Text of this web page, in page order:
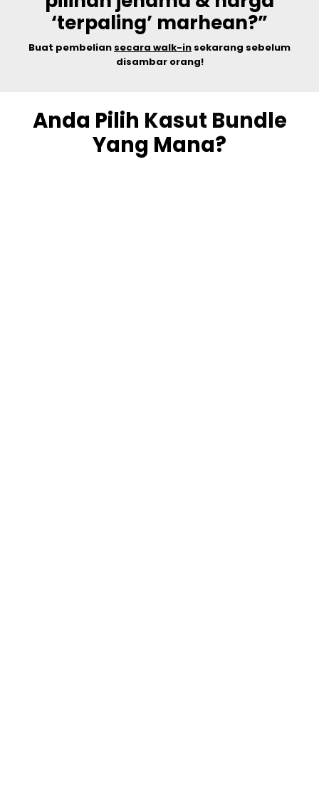
‘terpaling’ marhean?”
Buat pembelian secara walk-in sekarang sebelum
disambar orang!
Anda Pilih Kasut Bundle
Yang Mana?